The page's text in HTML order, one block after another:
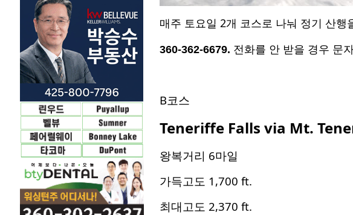
매주 토요일 2개 코스로 나눠 정기 산행
360-362-6679. 전화를 안 받을 경우 문
B코스
Teneriffe Falls via Mt.
왕복거리 6마일
가득고도 1,700 ft.
최대고도 2,370 ft.